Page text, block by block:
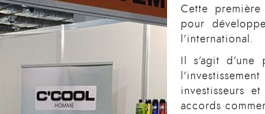
Cette
pour
l’international.
Il s’agit
investisseurs
accords